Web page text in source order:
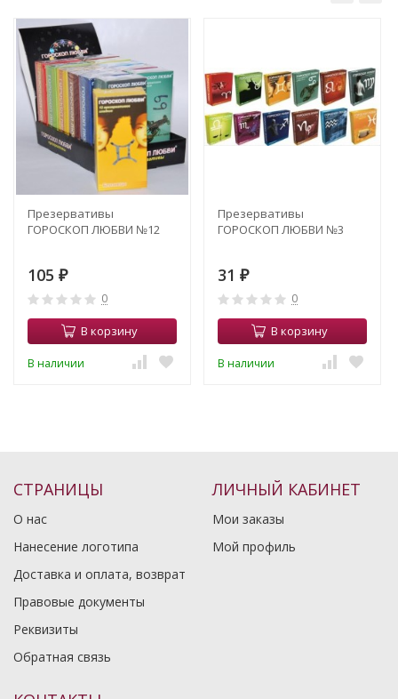
Презервативы
ГОРОСКОП ЛЮБВИ №12
105 ₽
0
В корзину
В наличии
Презервативы
ГОРОСКОП ЛЮБВИ №3
31 ₽
0
В корзину
В наличии
СТРАНИЦЫ
О нас
Нанесение логотипа
Доставка и оплата, возврат
Правовые документы
Реквизиты
Обратная связь
ЛИЧНЫЙ КАБИНЕТ
Мои заказы
Мой профиль